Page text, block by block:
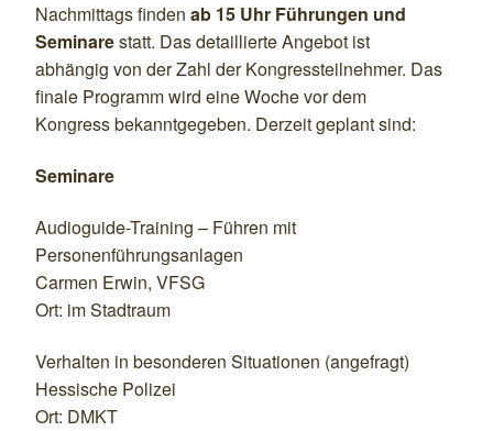
Nachmittags finden ab 15 Uhr Führungen und
Seminarestatt. Das detaillierte Angebot ist
abhängig von der Zahl der Kongressteilnehmer. Das
finale Programm wird eine Woche vor dem
Kongress bekanntgegeben. Derzeit geplant sind:
Seminare
Audioguide-Training – Führen mit
Personenführungsanlagen
Carmen Erwin, VFSG
Ort: im Stadtraum
Verhalten in besonderen Situationen (angefragt)
Hessische Polizei
Ort: DMKT